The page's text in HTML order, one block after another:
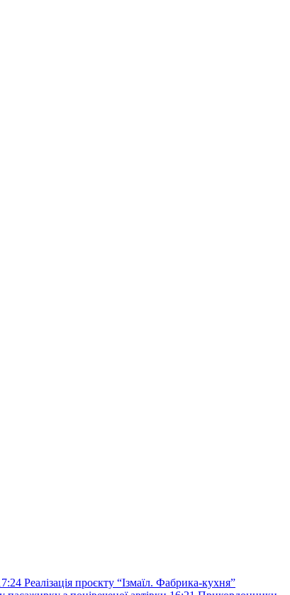
Реалізація проєкту “Ізмаїл. Фабрика-кухня”